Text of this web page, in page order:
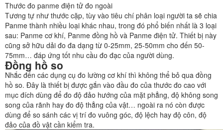
Thước đo panme điện tử đo ngoài
Tương tự như thước cặp, tùy vào tiêu chí phân loại người ta sẽ chia
Panme thành nhiều loại khác nhau, trong đó phổ biến nhất là 3 loại
sau: Panme cơ khí, Panme đồng hồ và Panme điện tử. Thiết bị này
cũng sở hữu dải đo đa dạng từ 0-25mm, 25-50mm cho đến 50-
75mm… đáp ứng tốt nhu cầu đo đạc của người dùng.
Đồng hồ so
Nhắc đến các dụng cụ đo lường cơ khí thì không thể bỏ qua đồng
hồ so. Đây là thiết bị được gắn vào đầu đo của thước đo cao với
mục đích dùng để đo độ đảo hướng của mặt phẳng, độ không song
song của rãnh hay đo độ thẳng của vật… ngoài ra nó còn được
dùng để so sánh các vị trí đo vuông góc, độ lệch hay độ côn, độ
đảo của đồ vật cần kiểm tra.